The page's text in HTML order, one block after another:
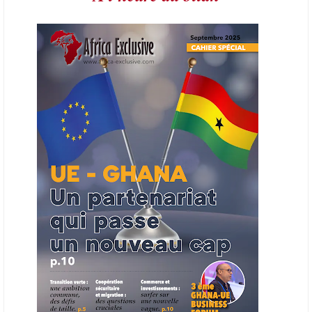
en place une plateforme numérique destinée à donner la priorité aux
entreprises du continent dans les marchés du secteur énergétique.
Cet outil permettra de recenser les entreprises africaines opérant dans
la chaîne de valeur énergétique et de publier des appels d’offres
ouverts en priorité aux sociétés du continent. Le projet est en phase
finale de développement et devrait aboutir, d’ici fin 2026 ou début
2027, à un bulletin africain des appels d’offres dans le secteur de
l’énergie.
06/06/26 AFRICA FINANCE CORPORATION
Cette semaine, Africa Finance Corporation (AFC) a annoncé avoir
bouclé un prêt syndiqué de 2 milliards de dollars, la plus importante
levée de son histoire. Initialement calibrée à 1,6 milliard, l'opération a
été relevée de 400 millions face à l'afflux des souscriptions de
banques internationales. Plus du tiers des fonds proviennent
d'institutions financières asiatiques, à parts égales avec l'Europe.
L'Asie-Pacifique et l'Europe pèsent chacune 35 % du tour de table,
devant le Moyen-Orient (25 %) et l'Afrique (5 %), selon le communiqué
de l'institution panafricaine, qui compte 48 pays membres.